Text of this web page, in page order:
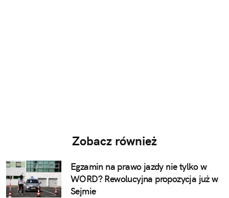
Zobacz również
Egzamin na prawo jazdy nie tylko w
WORD? Rewolucyjna propozycja już w
Sejmie